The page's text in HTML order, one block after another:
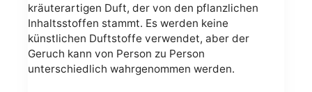
kräuterartigen Duft, der von den pflanzlichen
Inhaltsstoffen stammt. Es werden keine
künstlichen Duftstoffe verwendet, aber der
Geruch kann von Person zu Person
unterschiedlich wahrgenommen werden.